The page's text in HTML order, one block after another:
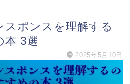
スポンスを理解する
本 3選
2025年5月10日